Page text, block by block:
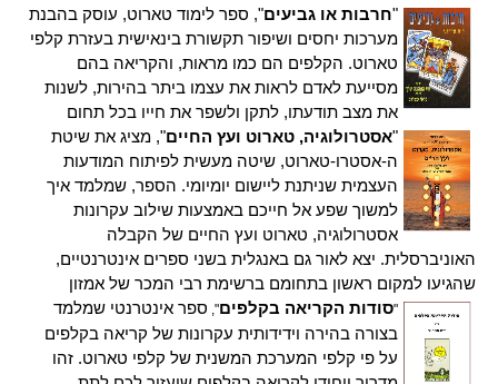
"חרבות או גביעים", ספר לימוד טארוט, עוסק בהבנת
מערכות יחסים ושיפור תקשורת בינאישית בעזרת קלפי
טארוט. הקלפים הם כמו מראות, והקריאה בהם
מסייעת לאדם לראות את עצמו ביתר בהירות, לשנות
את מצב תודעתו, לתקן ולשפר את חייו בכל תחום
"אסטרולוגיה, טארוט ועץ החיים", מציג את שיטת
ה-אסטרו-טארוט, שיטה מעשית לפיתוח המודעות
העצמית שניתנת ליישום יומיומי. הספר, שמלמד איך
למשוך שפע אל חייכם באמצעות שילוב עקרונות
אסטרולוגיה, טארוט ועץ החיים של הקבלה
האוניברסלית. יצא לאור גם באנגלית בשני ספרים אינטרנטיים,
שהגיעו למקום ראשון בתחומם ברשימת רבי המכר של אמזון
"סודות הקריאה בקלפים", ספר אינטרנטי שמלמד
בצורה בהירה וידידותית עקרונות של קריאה בקלפים
על פי קלפי המערכת המשנית של קלפי טארוט. זהו